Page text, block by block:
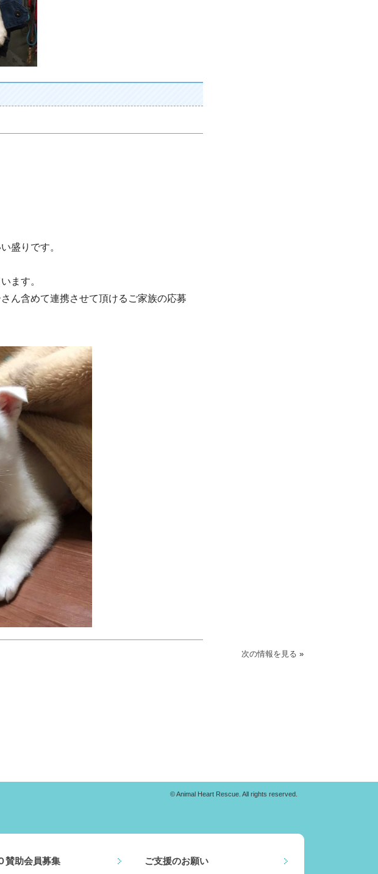
盛りです。
ます。
ん含めて連携させて頂けるご家族の応募
次の情報を見る »
© Animal Heart Rescue. All rights reserved.
賛助会員募集 ご支援のお願い